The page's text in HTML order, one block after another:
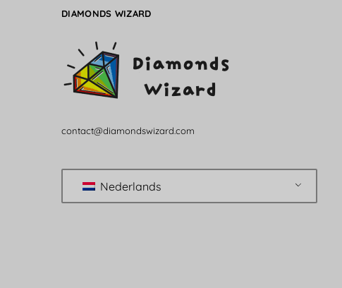
DIAMONDS WIZARD
contact@diamondswizard.com
Nederlands